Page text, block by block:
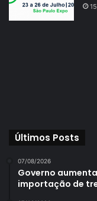
Últimos Posts
07/08/2026
Governo
importação de